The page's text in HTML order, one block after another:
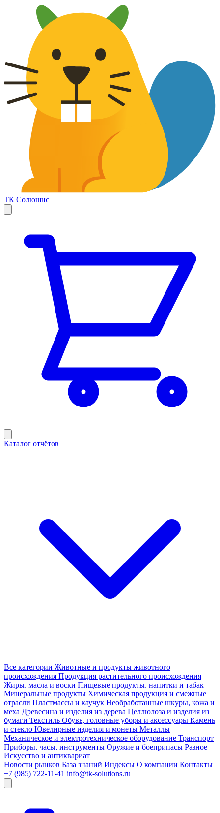
ТК Солюшнс
Каталог отчётов
Все категории Животные и продукты животного
происхождения Продукция растительного происхождения
Жиры, масла и воски Пищевые продукты, напитки и табак
Минеральные продукты Химическая продукция и смежные
отрасли Пластмассы и каучук Необработанные шкуры, кожа и
меха Древесина и изделия из дерева Целлюлоза и изделия из
бумаги Текстиль Обувь, головные уборы и аксессуары Камень
и стекло Ювелирные изделия и монеты Металлы
Механическое и электротехническое оборудование Транспорт
Приборы, часы, инструменты Оружие и боеприпасы Разное
Искусство и антиквариат
Новости рынков База знаний Индексы О компании Контакты
+7 (985) 722-11-41 info@tk-solutions.ru